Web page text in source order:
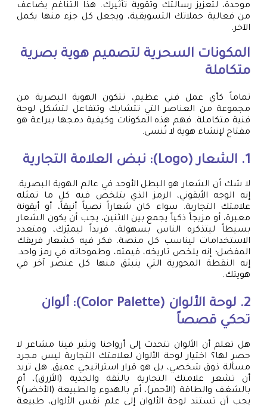
موحدة، لتعزيز رسالتك وتقوية تأثيرك. هذا التناغم يضاعف
من فعالية حملاتك التسويقية، ويجعل كل جزء منها يكمل
الآخر.
المكونات السحرية لتصميم هوية بصرية
متكاملة
تماماً كأي عمل فني عظيم، تتكون الهوية البصرية من
مجموعة من العناصر التي تتشابك وتتفاعل لتشكل لوحة
فنية متكاملة. فهم هذه المكونات وكيفية دمجها ببراعة هو
مفتاح لإنشاء هوية لا تُنسى.
1. الشعار (Logo): نبض العلامة التجارية
لا شك أن الشعار هو البطل الأوحد في عالم الهوية البصرية.
إنه الوجه الأيقوني، الرمز الذي يتلخص فيه كل ما تمثله
علامتك التجارية. سواء كان شعاراً نصياً أنيقاً، أو أيقونة
معبرة، أو مزيجاً ذكياً يجمع بين الاثنين، يجب أن يكون الشعار
بسيطاً ليتذكره الناس بسهولة، فريداً ليميّزك، ومتعدد
الاستخدامات ليناسب كل منصة. فكر فيه كشعار فريقك
المفضل؛ إنه يلخص تاريخه، قيمته، وطموحاته في رمز واحد.
إنه النقطة المحورية التي ينبثق منها كل عنصر آخر في
هويتك.
2. لوحة الألوان (Color Palette): ألوان
تحكي قصصاً
هل تعلم أن الألوان تتحدث إلى أرواحنا وتثير فينا مشاعر لا
حصر لها؟ اختيار لوحة الألوان لعلامتك التجارية ليس مجرد
مسألة ذوق شخصي، بل هو قرار استراتيجي عميق. هل تريد
أن تشعر علامتك التجارية بالثقة والجدية (الأزرق)، أم
بالشغف والطاقة (الأحمر)، أم بالهدوء والطبيعة (الأخضر)؟
يجب أن تستند لوحة الألوان إلى علم نفس الألوان، طبيعة